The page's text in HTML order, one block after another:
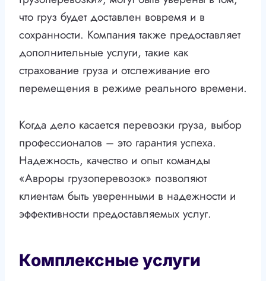
что груз будет доставлен вовремя и в
сохранности. Компания также предоставляет
дополнительные услуги, такие как
страхование груза и отслеживание его
перемещения в режиме реального времени.
Когда дело касается перевозки груза, выбор
профессионалов – это гарантия успеха.
Надежность, качество и опыт команды
«Авроры грузоперевозок» позволяют
клиентам быть уверенными в надежности и
эффективности предоставляемых услуг.
Комплексные услуги